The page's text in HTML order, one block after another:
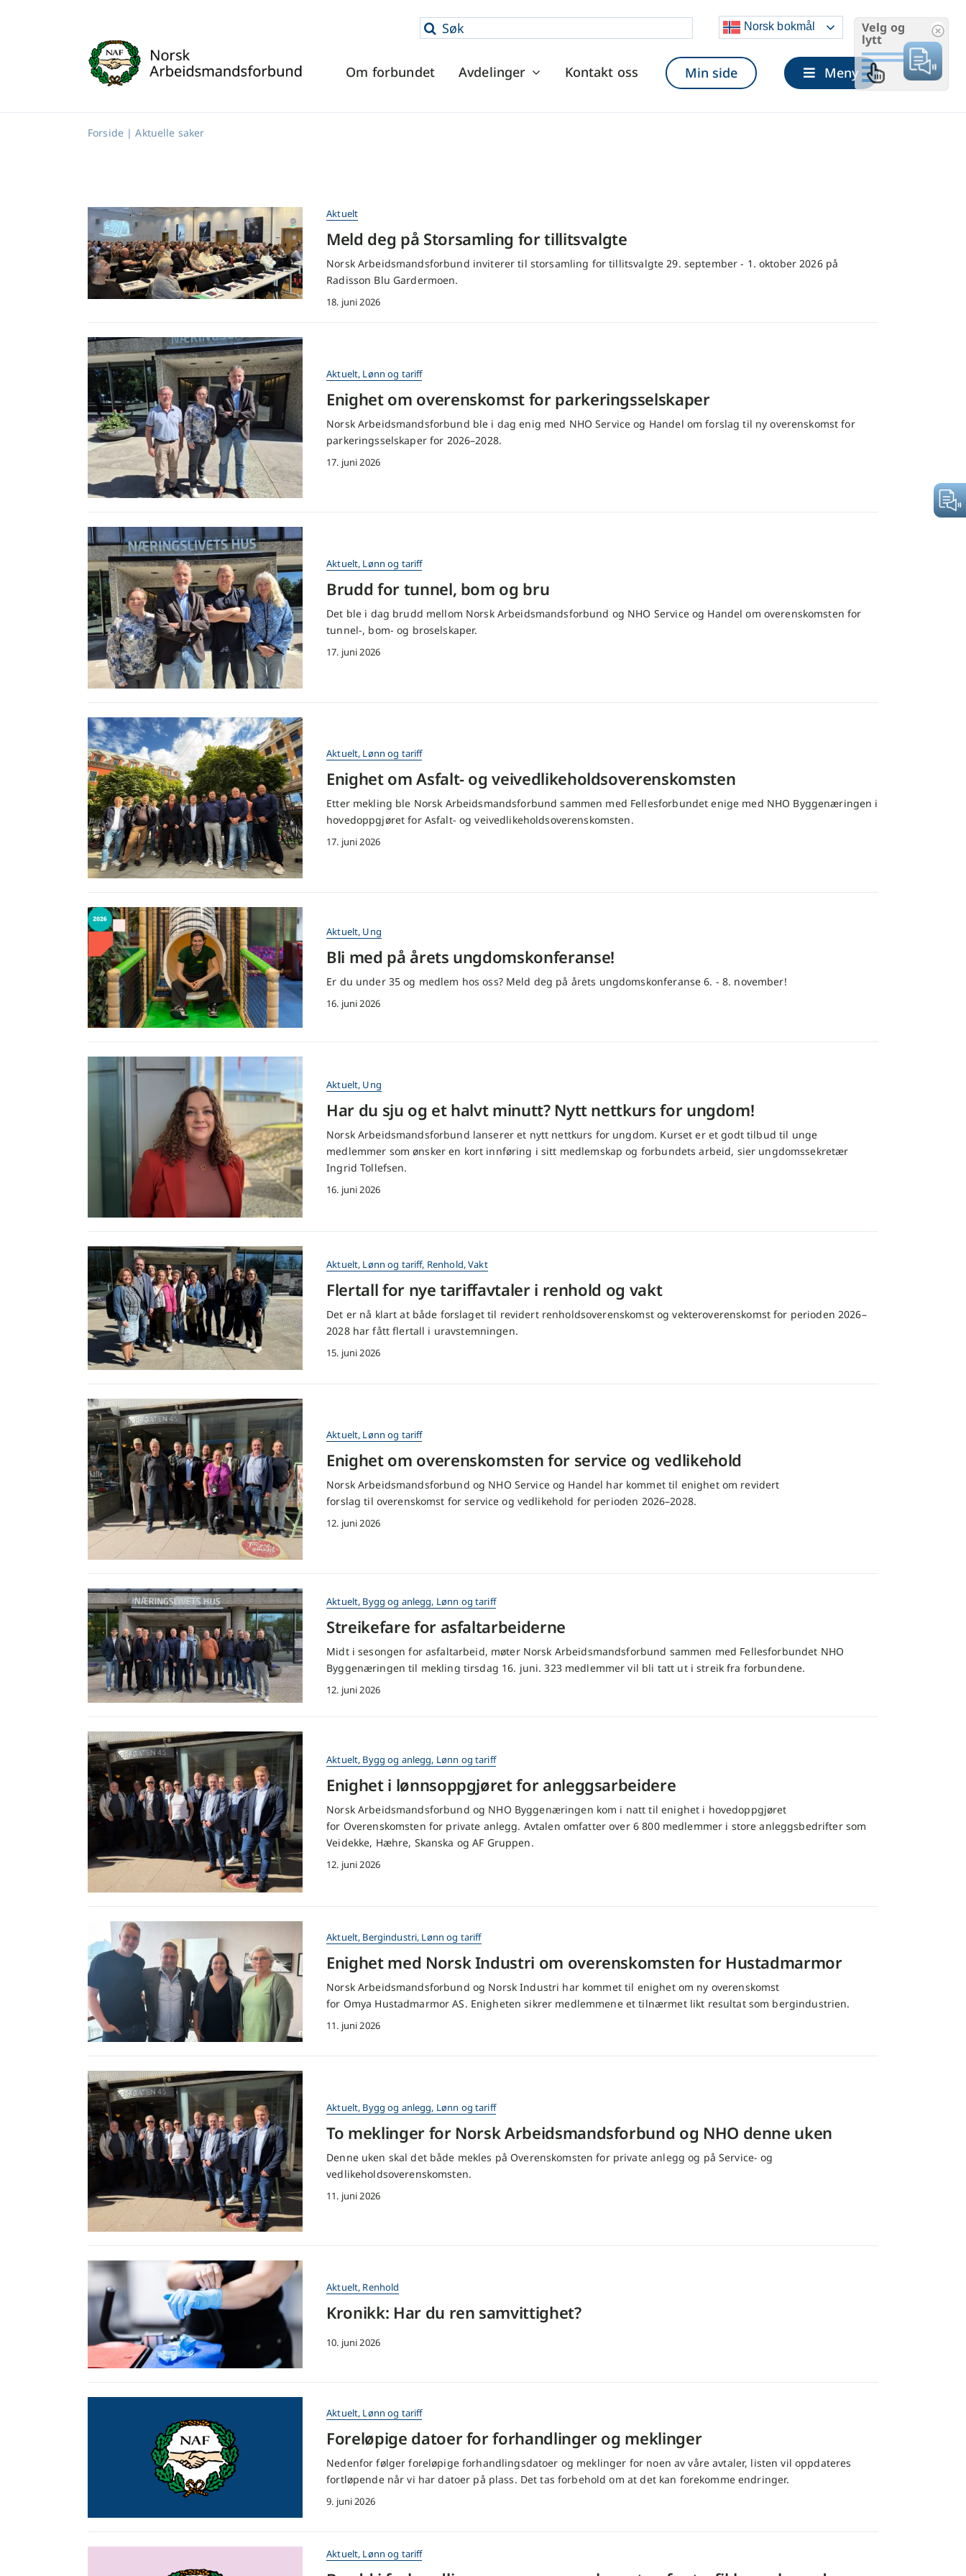
Søk
Norsk bokmål
Om forbundet Avdelinger Kontakt oss Min side Meny
Forside|Aktuelle saker
Aktuelt
Meld deg på Storsamling for tillitsvalgte
Norsk Arbeidsmandsforbund inviterer til storsamling for tillitsvalgte 29. september - 1. oktober 2026 på
Radisson Blu Gardermoen.
18. juni 2026
Aktuelt, Lønn og tariff
Enighet om overenskomst for parkeringsselskaper
Norsk Arbeidsmandsforbund ble i dag enig med NHO Service og Handel om forslag til ny overenskomst for
parkeringsselskaper for 2026–2028.
17. juni 2026
Aktuelt, Lønn og tariff
Brudd for tunnel, bom og bru
Det ble i dag brudd mellom Norsk Arbeidsmandsforbund og NHO Service og Handel om overenskomsten for
tunnel-, bom- og broselskaper.
17. juni 2026
Aktuelt, Lønn og tariff
Enighet om Asfalt- og veivedlikeholdsoverenskomsten
Etter mekling ble Norsk Arbeidsmandsforbund sammen med Fellesforbundet enige med NHO Byggenæringen i
hovedoppgjøret for Asfalt- og veivedlikeholdsoverenskomsten.
17. juni 2026
Aktuelt, Ung
Bli med på årets ungdomskonferanse!
Er du under 35 og medlem hos oss? Meld deg på årets ungdomskonferanse 6. - 8. november!
16. juni 2026
Aktuelt, Ung
Har du sju og et halvt minutt? Nytt nettkurs for ungdom!
Norsk Arbeidsmandsforbund lanserer et nytt nettkurs for ungdom. Kurset er et godt tilbud til unge
medlemmer som ønsker en kort innføring i sitt medlemskap og forbundets arbeid, sier ungdomssekretær
Ingrid Tollefsen.
16. juni 2026
Aktuelt, Lønn og tariff, Renhold,Vakt
Flertall for nye tariffavtaler i renhold og vakt
Det er nå klart at både forslaget til revidert renholdsoverenskomst og vekteroverenskomst for perioden 2026–
2028 har fått flertall i uravstemningen.
15. juni 2026
Aktuelt, Lønn og tariff
Enighet om overenskomsten for service og vedlikehold
Norsk Arbeidsmandsforbund og NHO Service og Handel har kommet til enighet om revidert
forslag til overenskomst for service og vedlikehold for perioden 2026–2028.
12. juni 2026
Aktuelt, Bygg og anlegg, Lønn og tariff
Streikefare for asfaltarbeiderne
Midt i sesongen for asfaltarbeid, møter Norsk Arbeidsmandsforbund sammen med Fellesforbundet NHO
Byggenæringen til mekling tirsdag 16. juni. 323 medlemmer vil bli tatt ut i streik fra forbundene.
12. juni 2026
Aktuelt, Bygg og anlegg, Lønn og tariff
Enighet i lønnsoppgjøret for anleggsarbeidere
Norsk Arbeidsmandsforbund og NHO Byggenæringen kom i natt til enighet i hovedoppgjøret
for Overenskomsten for private anlegg. Avtalen omfatter over 6 800 medlemmer i store anleggsbedrifter som
Veidekke, Hæhre, Skanska og AF Gruppen.
12. juni 2026
Aktuelt, Bergindustri, Lønn og tariff
Enighet med Norsk Industri om overenskomsten for Hustadmarmor
Norsk Arbeidsmandsforbund og Norsk Industri har kommet til enighet om ny overenskomst
for Omya Hustadmarmor AS. Enigheten sikrer medlemmene et tilnærmet likt resultat som bergindustrien.
11. juni 2026
Aktuelt, Bygg og anlegg, Lønn og tariff
To meklinger for Norsk Arbeidsmandsforbund og NHO denne uken
Denne uken skal det både mekles på Overenskomsten for private anlegg og på Service- og
vedlikeholdsoverenskomsten.
11. juni 2026
Aktuelt, Renhold
Kronikk: Har du ren samvittighet?
10. juni 2026
Aktuelt, Lønn og tariff
Foreløpige datoer for forhandlinger og meklinger
Nedenfor følger foreløpige forhandlingsdatoer og meklinger for noen av våre avtaler, listen vil oppdateres
fortløpende når vi har datoer på plass. Det tas forbehold om at det kan forekomme endringer.
9. juni 2026
Aktuelt, Lønn og tariff
Velg og
lytt